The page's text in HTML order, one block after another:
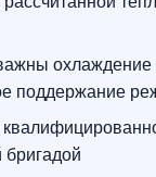
охлаждение
поддержание
бригадой